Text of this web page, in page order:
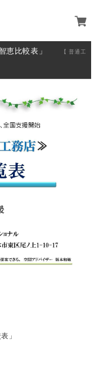
恵比較表」 【 普通工
」